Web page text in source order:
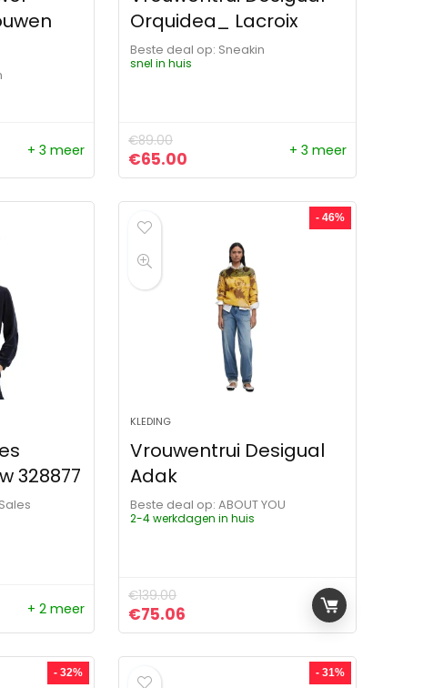
was: €70.00.
is: €67.00.
+ 3 meer
Orquidea_ Lacroix
Beste deal op:
Sneakin
snel in huis
€89.00
Oorspronkelijke prijs was: €89.00.
€65.00 Huidige prijs is: €65.00.
+ 3 meer
328877
+ 2 meer
- 46%
KLEDING
Vrouwentrui Desigual
Adak
Beste deal op:
ABOUT YOU
2-4 werkdagen in huis
€139.00
Oorspronkelijke prijs was: €139.00.
€75.06 Huidige prijs is: €75.06.
- 32% - 31%